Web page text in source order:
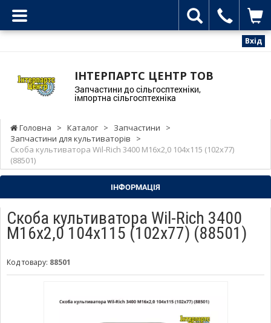
Вхід
ІНТЕРПАРТС ЦЕНТР ТОВ
Запчастини до сільгосптехніки,
імпортна сільгосптехніка
Головна > Каталог > Запчастини
>
Запчастини для культиваторів
>
Скоба культиватора Wil-Rich 3400 М16х2,0 104х115 (102x77)
(88501)
ІНФОРМАЦІЯ
Скоба культиватора Wil-Rich 3400
М16х2,0 104х115 (102x77) (88501)
Код товару: 88501